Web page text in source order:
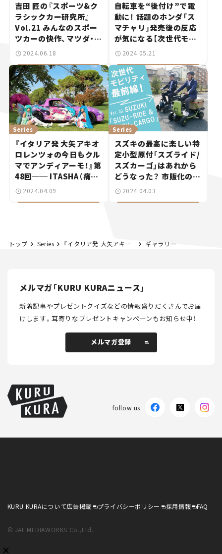
吉田 匠の『スポーツ&ク
ラシックカー研究所』
Vol.21 みんなのスポー
ツカーの快作、マツダ・ロ
ードスター。
2024.06.18
自転車を“後付け”で電
動に！ 話題のホンダ「ス
マチャリ」発売後の反応
が気になる【次世代モビ
リティ最前線！Vol.4】
2024.05.21
『イタリア発 大矢アキオ
ロレンツォの今日もクル
マでアンディアーモ！』第
48回── ITASHA（痛
車）は僕の人生を変えた！
Series
2024.04.09
スズキの最高に楽しい特
定小型原付「スズライド/
スズカーゴ」はあれから
どうなった？ 市販化の可
能性を訊いてみた！【次世
Series
2024.04.03
トップ Series 『イタリア発 大矢アキオの今日もクルマでアンディアーモ！』第25回 “イタリア版JAF”は意外な特典がザクザク!? ギャラリー
メルマガ「KURU KURAニュース」
新着記事やプレゼントクイズなどの情報盛りだくさんでお届
けします。耳寄りなプレゼントキャンペーンもお知らせ中！
メルマガ登録
follow us
KURU KURAについて広告掲載 プライバシーポリシー 採用情報 FAQ
© JAF MEDIAWORKS Co.,Ltd.